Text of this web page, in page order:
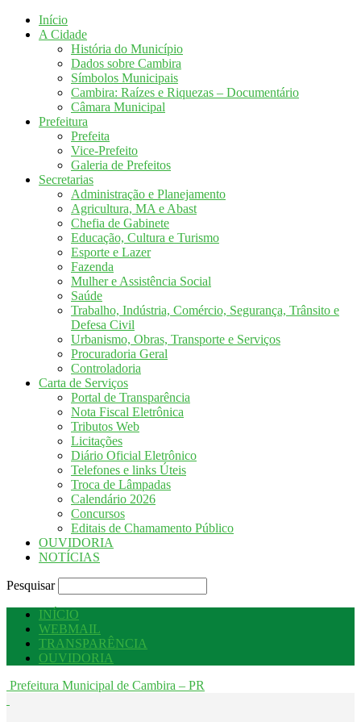
Início
A Cidade
História do Município
Dados sobre Cambira
Símbolos Municipais
Cambira: Raízes e Riquezas – Documentário
Câmara Municipal
Prefeitura
Prefeita
Vice-Prefeito
Galeria de Prefeitos
Secretarias
Administração e Planejamento
Agricultura, MA e Abast
Chefia de Gabinete
Educação, Cultura e Turismo
Esporte e Lazer
Fazenda
Mulher e Assistência Social
Saúde
Trabalho, Indústria, Comércio, Segurança, Trânsito e
Defesa Civil
Urbanismo, Obras, Transporte e Serviços
Procuradoria Geral
Controladoria
Carta de Serviços
Portal de Transparência
Nota Fiscal Eletrônica
Tributos Web
Licitações
Diário Oficial Eletrônico
Telefones e links Úteis
Troca de Lâmpadas
Calendário 2026
Concursos
Editais de Chamamento Público
OUVIDORIA
NOTÍCIAS
Pesquisar
INÍCIO
WEBMAIL
TRANSPARÊNCIA
OUVIDORIA
Prefeitura Municipal de Cambira – PR